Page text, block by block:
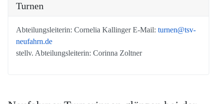
Turnen
Abteilungsleiterin: Cornelia Kallinger E-Mail: turnen@tsv-
neufahrn.de
stellv. Abteilungsleiterin: Corinna Zoltner